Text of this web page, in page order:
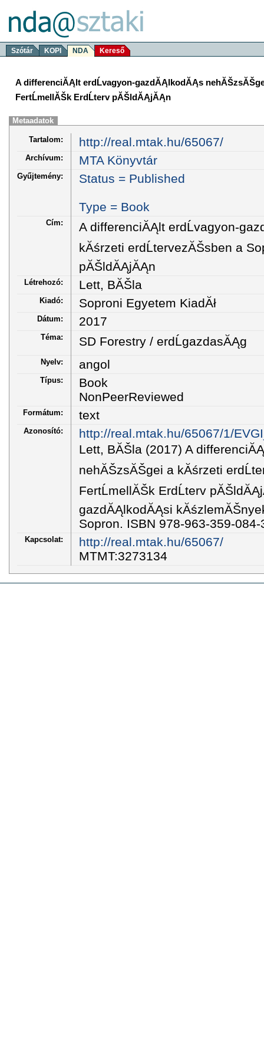
Szótár KOPI NDA Kereső
A differenciĂĄlt erdĹvagyon-gazdĂĄlkodĂĄs
FertĹmellĂŠk ErdĹterv pĂŠldĂĄjĂĄn
Metaadatok
Tartalom: http://real.mtak.hu/65067/
Archívum: MTA Könyvtár
Gyűjtemény: Status = Published
Type = Book
Cím:
A differenciĂĄlt erdĹvagyon-
kĂśrzeti erdĹtervezĂŠsben a
pĂŠldĂĄjĂĄn
Létrehozó: Lett, BĂŠla
Kiadó: Soproni Egyetem KiadĂł
Dátum: 2017
Téma: SD Forestry / erdĹgazdasĂĄg
Nyelv: angol
Típus:
Book
NonPeerReviewed
Formátum: text
Azonosító:
http://real.mtak.hu/65067/1/
Lett, BĂŠla (2017) A
nehĂŠzsĂŠgei a kĂśrzeti
FertĹmellĂŠk ErdĹterv
gazdĂĄlkodĂĄsi
Sopron. ISBN 978-963-359-084-
Kapcsolat:
http://real.mtak.hu/65067/
MTMT:3273134